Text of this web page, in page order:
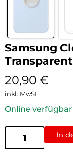
Samsung
Transparent
20,90 €
inkl. MwSt.
Online verfügbar
In